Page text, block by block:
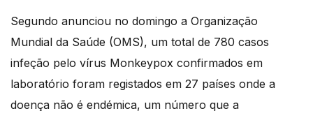
Segundo anunciou no domingo a Organização
Mundial da Saúde (OMS), um total de 780 casos
infeção pelo vírus Monkeypox confirmados em
laboratório foram registados em 27 países onde a
doença não é endémica, um número que a